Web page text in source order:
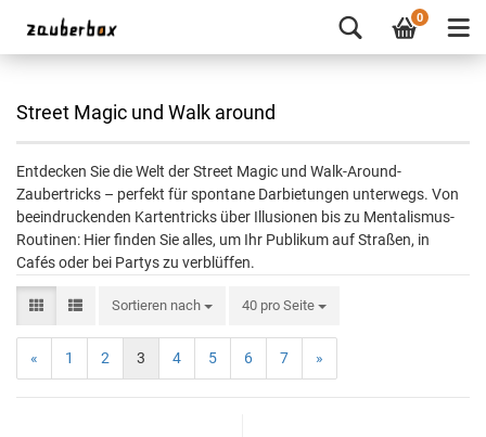
0
Street Magic und Walk around
Entdecken Sie die Welt der Street Magic und Walk-Around-
Zaubertricks – perfekt für spontane Darbietungen unterwegs. Von
beeindruckenden Kartentricks über Illusionen bis zu Mentalismus-
Routinen: Hier finden Sie alles, um Ihr Publikum auf Straßen, in
Cafés oder bei Partys zu verblüffen.
Sortieren nach 40 pro Seite
« 1 2 3 4 5 6 7 »